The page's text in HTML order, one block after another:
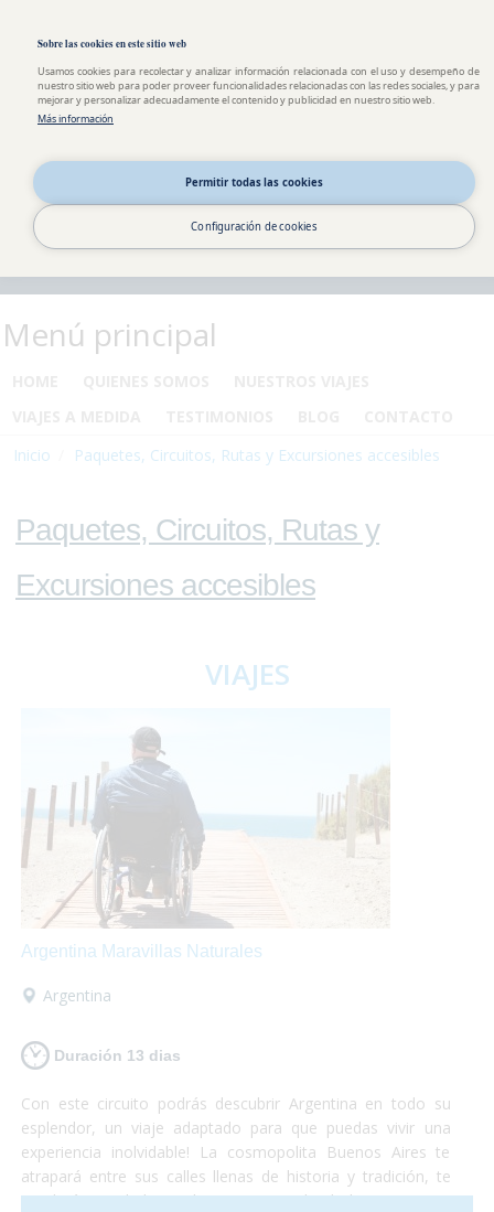
Sobre las cookies en este sitio web
Usamos cookies para recolectar y analizar información relacionada con el uso y desempeño de
nuestro sitio web para poder proveer funcionalidades relacionadas con las redes sociales, y para
mejorar y personalizar adecuadamente el contenido y publicidad en nuestro sitio web.
Más información
Permitir todas las cookies
Configuración de cookies
Menú principal
Inicio
Paquetes, Circuitos, Rutas y Excursiones accesibles
Paquetes, Circuitos, Rutas y
Excursiones accesibles
VIAJES
Argentina Maravillas Naturales
Argentina
Duración 13 dias
Con este circuito podrás descubrir Argentina en todo su
esplendor, un viaje adaptado para que puedas vivir una
experiencia inolvidable! La cosmopolita Buenos Aires te
atrapará entre sus calles llenas de historia y tradición, te
quedarás con la boca abierta contemplando la imponencia